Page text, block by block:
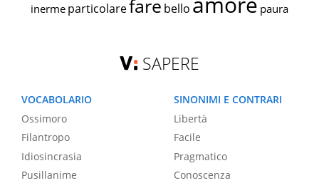
inerme particolarefare bello paura
SAPERE
VOCABOLARIO
Ossimoro
Filantropo
Idiosincrasia
Pusillanime
SINONIMI E CONTRARI
Libertà
Facile
Pragmatico
Conoscenza